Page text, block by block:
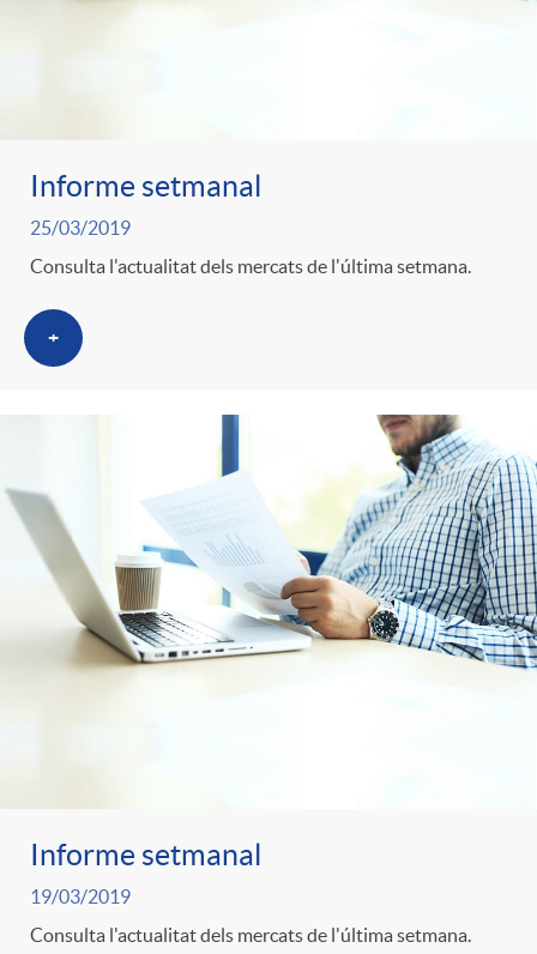
Informe setmanal
25/03/2019
Consulta l'actualitat dels mercats de l'última setmana.
+
Informe setmanal
19/03/2019
Consulta l'actualitat dels mercats de l'última setmana.